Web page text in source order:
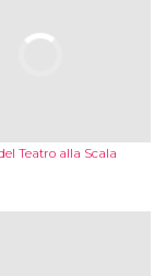
Teatro alla Scala